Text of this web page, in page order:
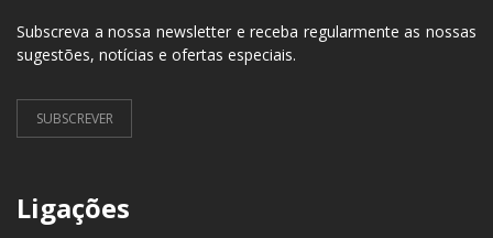
Subscreva a nossa newsletter e receba regularmente as nossas
sugestões, notícias e ofertas especiais.
SUBSCREVER
Ligações